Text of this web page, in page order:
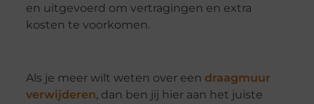
en uitgevoerd om vertragingen en extra
kosten te voorkomen.
Als je meer wilt weten over een draagmuur
verwijderen, dan ben jij hier aan het juiste